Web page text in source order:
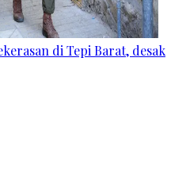
di Tepi Barat, desak